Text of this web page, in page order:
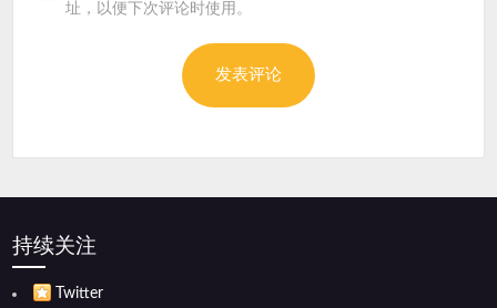
址，以便下次评论时使用。
持续关注
Twitter